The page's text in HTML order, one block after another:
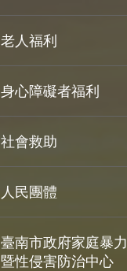
老人福利
身心障礙者福利
社會救助
人民團體
臺南市政府家庭暴力
暨性侵害防治中心